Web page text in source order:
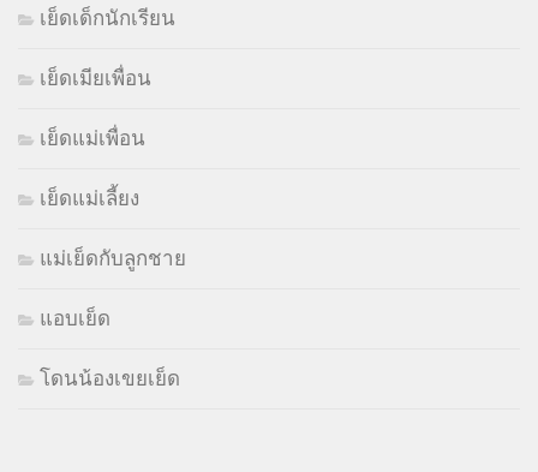
เย็ดเด็กนักเรียน
เย็ดเมียเพื่อน
เย็ดแม่เพื่อน
เย็ดแม่เลี้ยง
แม่เย็ดกับลูกชาย
แอบเย็ด
โดนน้องเขยเย็ด